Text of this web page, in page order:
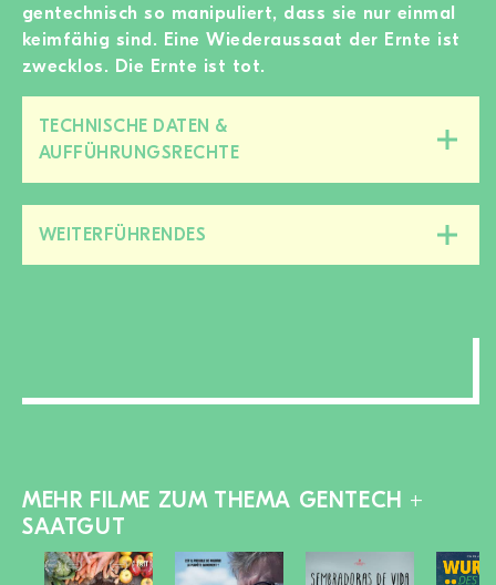
gentechnisch so manipuliert, dass sie nur einmal
keimfähig sind. Eine Wiederaussaat der Ernte ist
zwecklos. Die Ernte ist tot.
TECHNISCHE DATEN &
AUFFÜHRUNGSRECHTE
WEITERFÜHRENDES
Bereich
MEHR FILME ZUM THEMA GENTECH +
SAATGUT